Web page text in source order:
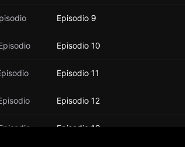
Episodio 9
Episodio 10
Episodio 11
Episodio 12
Episodio 13